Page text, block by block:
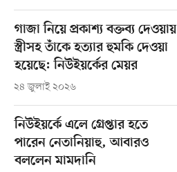
গাজা নিয়ে প্রকাশ্য বক্তব্য দেওয়ায়
স্ত্রীসহ তাঁকে হত্যার হুমকি দেওয়া
হয়েছে: নিউইয়র্কের মেয়র
২৪ জুলাই ২০২৬
নিউইয়র্কে এলে গ্রেপ্তার হতে
পারেন নেতানিয়াহু, আবারও
বললেন মামদানি